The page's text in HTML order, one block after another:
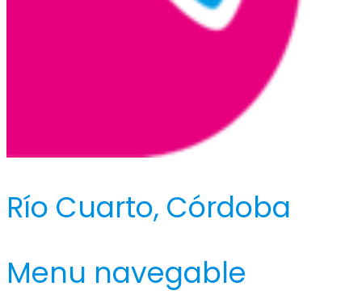
Río Cuarto, Córdoba
Menu navegable